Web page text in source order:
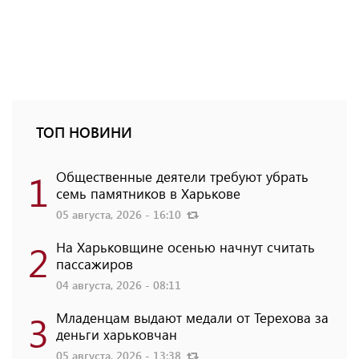
ТОП НОВИНИ
1 Общественные деятели требуют убрать
семь памятников в Харькове
05 августа, 2026 - 16:10
2 На Харьковщине осенью начнут считать
пассажиров
04 августа, 2026 - 08:11
3 Младенцам выдают медали от Терехова за
деньги харьковчан
05 августа, 2026 - 13:38